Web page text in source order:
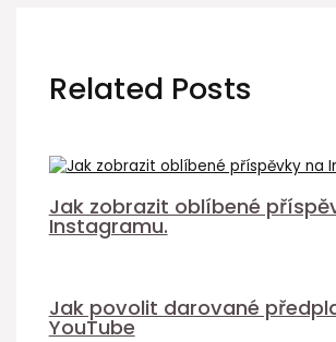
Related Posts
Jak zobrazit oblíbené
Instagramu.
Jak povolit darované
YouTube